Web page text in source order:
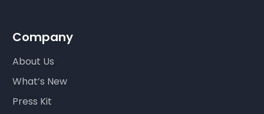
Company
About Us
What’s New
Press Kit